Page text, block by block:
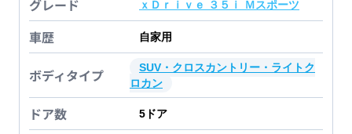
グレード ｘＤｒｉｖｅ ３５ｉ Ｍスポーツ
車歴 自家用
ボディタイプ
SUV・クロスカントリー・ライトク
ロカン
ドア数 5 ドア